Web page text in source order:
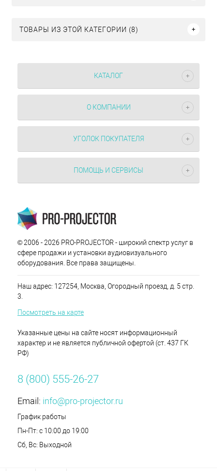
ТОВАРЫ ИЗ ЭТОЙ КАТЕГОРИИ (8)
КАТАЛОГ
О КОМПАНИИ
УГОЛОК ПОКУПАТЕЛЯ
ПОМОЩЬ И СЕРВИСЫ
© 2006 - 2026 PRO-PROJECTOR - широкий спектр услуг в
сфере продажи и установки аудиовизуального
оборудования. Все права защищены.
Наш адрес: 127254, Москва, Огородный проезд, д. 5 стр.
3.
Посмотреть на карте
Указанные цены на сайте носят информационный
характер и не является публичной офертой (ст. 437 ГК
РФ)
8 (800) 555-26-27
Email: info@pro-projector.ru
График работы
Пн-Пт: с 10:00 до 19:00
Сб, Вс: Выходной